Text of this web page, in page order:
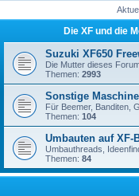
Die XF und die
Suzuki XF650
Die Mutter dieses
Themen: 2993
Sonstige
Für Beemer, Banditen,
Themen: 104
Umbauten auf XF-
Umbauthreads,
Themen: 84